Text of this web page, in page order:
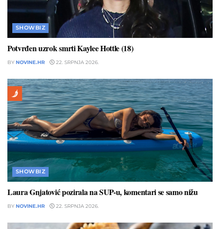
SHOWBIZ
Potvrđen uzrok smrti Kaylee Hottle (18)
BY NOVINE.HR 22. SRPNJA 2026.
SHOWBIZ
Laura Gnjatović pozirala na SUP-u, komentari se samo nižu
BY NOVINE.HR 22. SRPNJA 2026.